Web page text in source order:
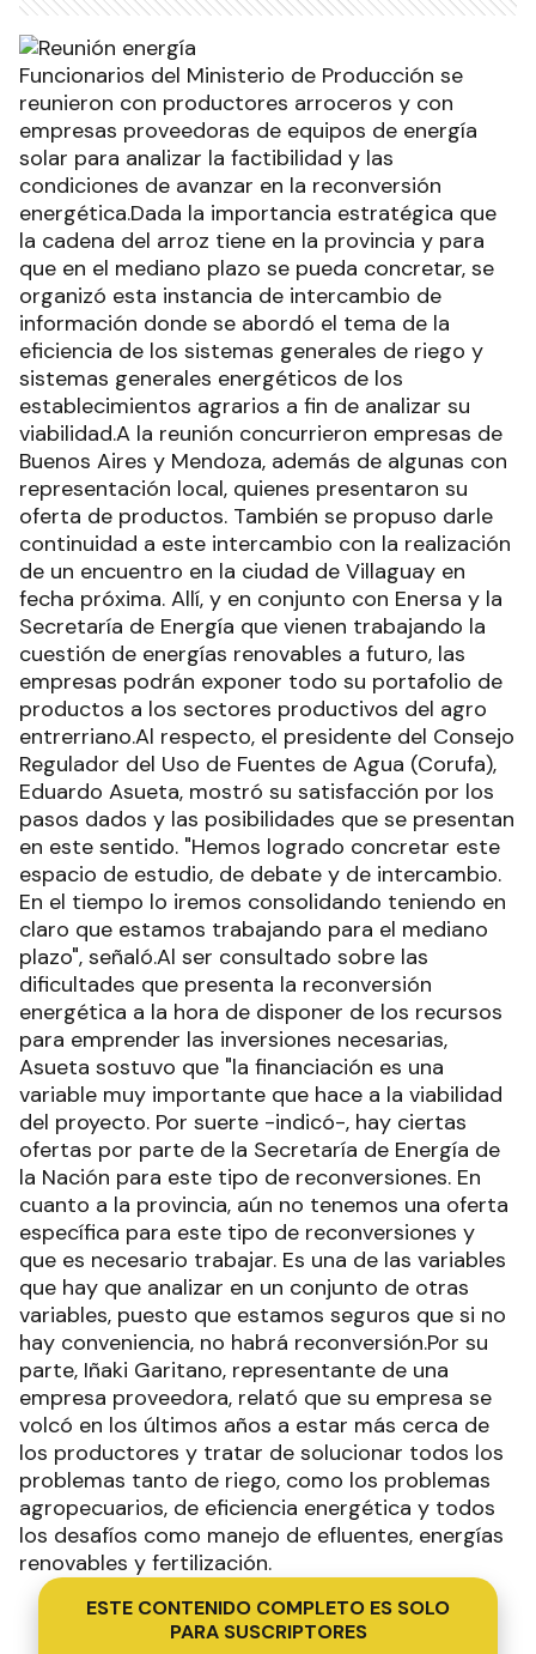
Funcionarios del Ministerio de Producción se
reunieron con productores arroceros y con
empresas proveedoras de equipos de energía
solar para analizar la factibilidad y las
condiciones de avanzar en la reconversión
energética.Dada la importancia estratégica que
la cadena del arroz tiene en la provincia y para
que en el mediano plazo se pueda concretar, se
organizó esta instancia de intercambio de
información donde se abordó el tema de la
eficiencia de los sistemas generales de riego y
sistemas generales energéticos de los
establecimientos agrarios a fin de analizar su
viabilidad.A la reunión concurrieron empresas de
Buenos Aires y Mendoza, además de algunas con
representación local, quienes presentaron su
oferta de productos. También se propuso darle
continuidad a este intercambio con la realización
de un encuentro en la ciudad de Villaguay en
fecha próxima. Allí, y en conjunto con Enersa y la
Secretaría de Energía que vienen trabajando la
cuestión de energías renovables a futuro, las
empresas podrán exponer todo su portafolio de
productos a los sectores productivos del agro
entrerriano.Al respecto, el presidente del Consejo
Regulador del Uso de Fuentes de Agua (Corufa),
Eduardo Asueta, mostró su satisfacción por los
pasos dados y las posibilidades que se presentan
en este sentido. "Hemos logrado concretar este
espacio de estudio, de debate y de intercambio.
En el tiempo lo iremos consolidando teniendo en
claro que estamos trabajando para el mediano
plazo", señaló.Al ser consultado sobre las
dificultades que presenta la reconversión
energética a la hora de disponer de los recursos
para emprender las inversiones necesarias,
Asueta sostuvo que "la financiación es una
variable muy importante que hace a la viabilidad
del proyecto. Por suerte -indicó-, hay ciertas
ofertas por parte de la Secretaría de Energía de
la Nación para este tipo de reconversiones. En
cuanto a la provincia, aún no tenemos una oferta
específica para este tipo de reconversiones y
que es necesario trabajar. Es una de las variables
que hay que analizar en un conjunto de otras
variables, puesto que estamos seguros que si no
hay conveniencia, no habrá reconversión.Por su
parte, Iñaki Garitano, representante de una
empresa proveedora, relató que su empresa se
volcó en los últimos años a estar más cerca de
los productores y tratar de solucionar todos los
problemas tanto de riego, como los problemas
agropecuarios, de eficiencia energética y todos
los desafíos como manejo de efluentes, energías
renovables y fertilización.
ESTE CONTENIDO COMPLETO ES SOLO
PARA SUSCRIPTORES